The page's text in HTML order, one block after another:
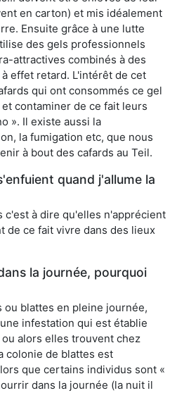
en carton) et mis idéalement
Ensuite grâce à une lutte
des gels professionnels
attractives combinés à des
effet retard. L'intérêt de cet
qui ont consommés ce gel
contaminer de ce fait leurs
». Il existe aussi la
la fumigation etc, que nous
à bout des cafards au Teil.
quand j'allume la
c'est à dire qu'elles n'apprécient
de ce fait vivre dans des lieux
la journée, pourquoi
ou blattes en pleine journée,
infestation qui est établie
alors elles trouvent chez
colonie de blattes est
que certains individus sont «
dans la journée (la nuit il